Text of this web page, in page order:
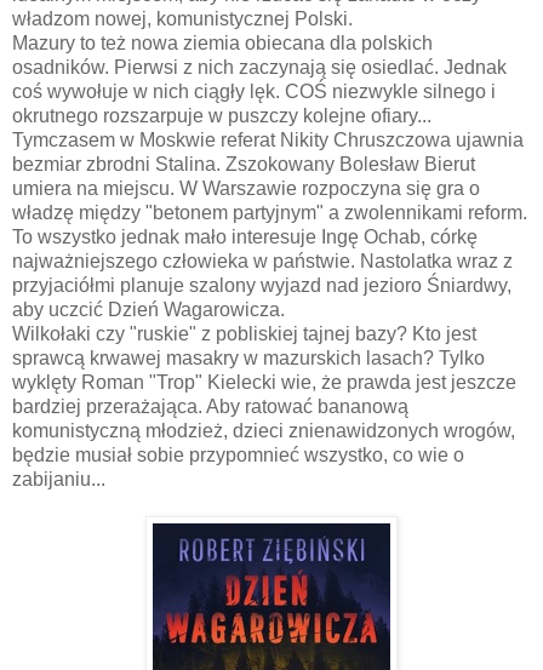
władzom nowej, komunistycznej Polski.
Mazury to też nowa ziemia obiecana dla polskich
osadników. Pierwsi z nich zaczynają się osiedlać. Jednak
coś wywołuje w nich ciągły lęk. COŚ niezwykle silnego i
okrutnego rozszarpuje w puszczy kolejne ofiary...
Tymczasem w Moskwie referat Nikity Chruszczowa ujawnia
bezmiar zbrodni Stalina. Zszokowany Bolesław Bierut
umiera na miejscu. W Warszawie rozpoczyna się gra o
władzę między "betonem partyjnym" a zwolennikami reform.
To wszystko jednak mało interesuje Ingę Ochab, córkę
najważniejszego człowieka w państwie. Nastolatka wraz z
przyjaciółmi planuje szalony wyjazd nad jezioro Śniardwy,
aby uczcić Dzień Wagarowicza.
Wilkołaki czy "ruskie" z pobliskiej tajnej bazy? Kto jest
sprawcą krwawej masakry w mazurskich lasach? Tylko
wyklęty Roman "Trop" Kielecki wie, że prawda jest jeszcze
bardziej przerażająca. Aby ratować bananową
komunistyczną młodzież, dzieci znienawidzonych wrogów,
będzie musiał sobie przypomnieć wszystko, co wie o
zabijaniu...